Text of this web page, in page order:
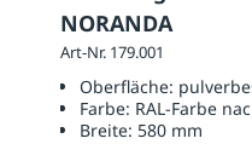
NORANDA
Art-Nr. 179.001
Oberfläche:
Farbe: RAL-Farbe
Breite: 580 mm